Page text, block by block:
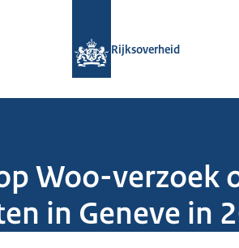
Rijksoverheid
Woo-verzoek
in Geneve in